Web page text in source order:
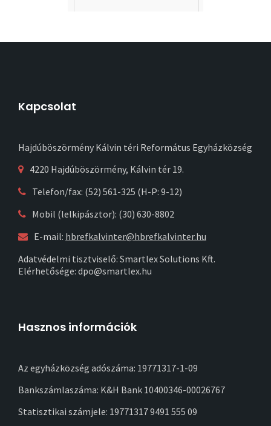
Kapcsolat
Hajdúböszörmény Kálvin téri Református Egyházközség
4220 Hajdúböszörmény, Kálvin tér 19.
Telefon/fax: (52) 561-325 (H-P: 9-12)
Mobil (lelkipásztor): (30) 630-8802
E-mail: hbrefkalvinter@hbrefkalvinter.hu
Adatvédelmi tisztviselő: Smartlex Solutions Kft.
Elérhetősége: dpo@smartlex.hu
Hasznos információk
Az egyházközség adószáma: 19771317-1-09
Bankszámlaszáma: K&H Bank 10400346-00026767
Statisztikai számjele: 19771317 9491 555 09